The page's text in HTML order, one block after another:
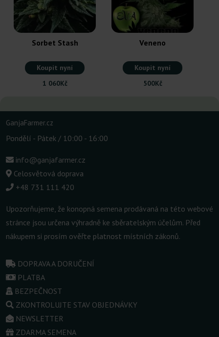
Sorbet Stash
Koupit nyní
1 060Kč
Veneno
Koupit nyní
500Kč
GanjaFarmer.cz
Pondělí - Pátek / 10:00 - 16:00
info@ganjafarmer.cz
Celosvětová doprava
+48 731 111 420
Upozorňujeme, že konopná semena prodávaná na této webové
stránce jsou určena výhradně ke sběratelským účelům. Před
nákupem si prosím ověřte platnost místních zákonů.
DOPRAVA A DORUČENÍ
PLATBA
BEZPEČNOST
ZKONTROLUJTE STAV OBJEDNÁVKY
NEWSLETTER
ZDARMA SEMENA